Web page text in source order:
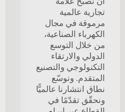
تجارية عالمية
مرموقة في مجال
الكهرباء الصناعية،
من خلال التوسع
الدولي والارتقاء
التكنولوجي والتصنيع
المتقدم. ونوسّع
نطاق انتشارنا عالميًّا
ونحقّق تقدّمًا في